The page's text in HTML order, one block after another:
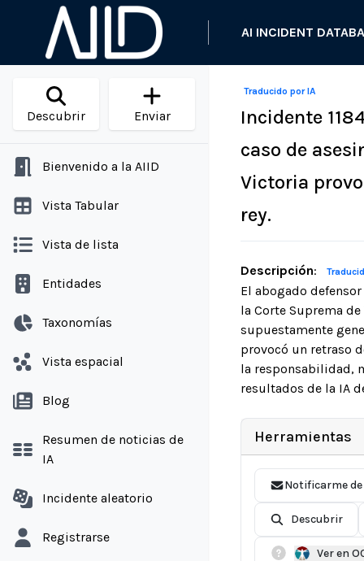
AI INCIDENT
Descubrir Enviar
Bienvenido a la AIID
Vista Tabular
Vista de lista
Entidades
Taxonomías
Vista espacial
Blog
Resumen de noticias de
IA
Incidente aleatorio
Registrarse
Traducido por IA
Incidente
caso de
Victoria
rey.
Descripción:
El abogado
la Corte Suprema
supuestamente
provocó un retraso
la responsabilidad,
resultados de la IA
Herramientas
Notificarme
Descubrir
Ver en